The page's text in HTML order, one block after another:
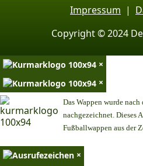
Impressum |
Copyright © 2024
×
×
Das Wappen wurde
nachgezeichnet. Dieses
Fußballwappen aus der
×